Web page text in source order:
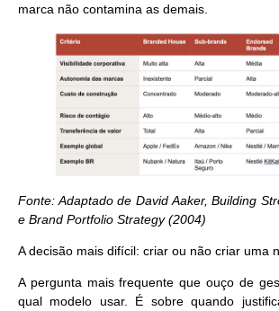
marca não contamina as demais.
Fonte: Adaptado de David Aaker, Building
e Brand Portfolio Strategy (2004)
A decisão mais difícil: criar ou não criar uma
A pergunta mais frequente que ouço de
qual modelo usar. É sobre quando